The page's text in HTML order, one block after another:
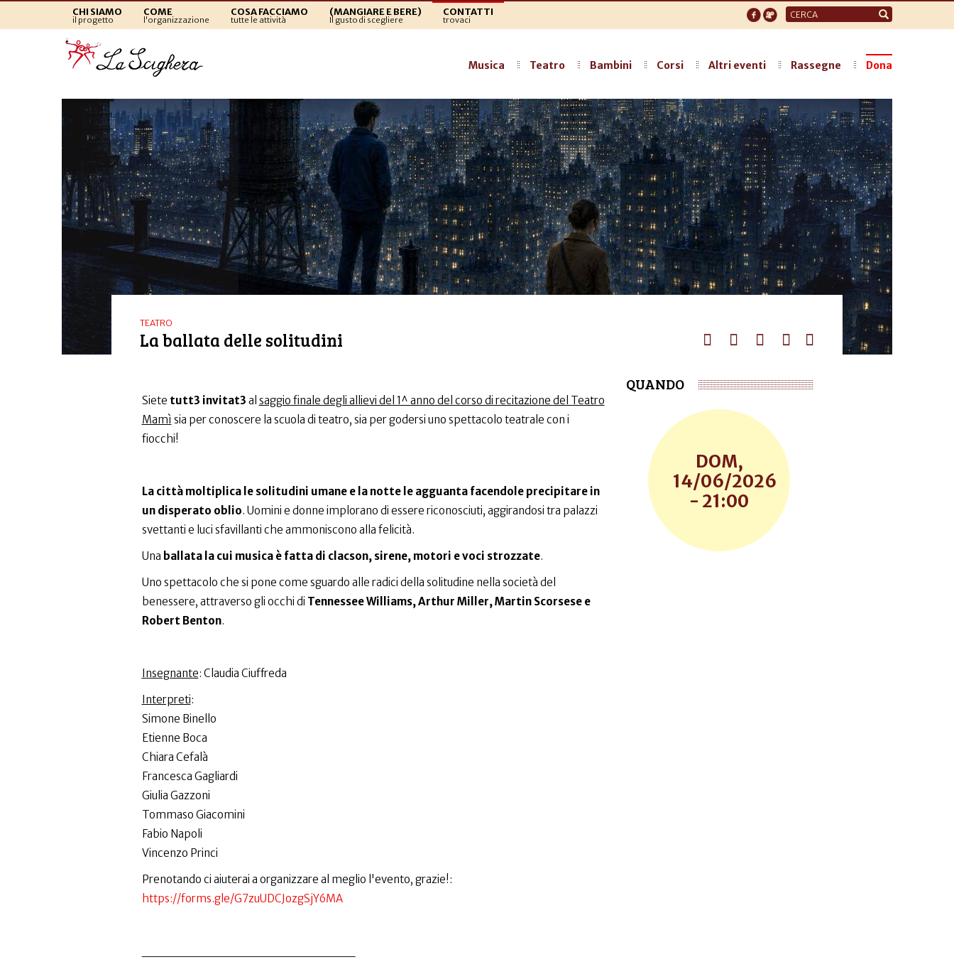
CHI SIAMO
il progetto
COME
l'organizzazione
COSA FACCIAMO
tutte le attività
(MANGIARE E BERE)
Il gusto di scegliere
CONTATTI
trovaci
Form
di
Musica Teatro Bambini Corsi Altri eventi Rassegne Dona
TEATRO
La ballata delle solitudini
Siete tutt3 invitat3 al saggio finale degli allievi del 1^ anno del corso di recitazione del Teatro
Mamì sia per conoscere la scuola di teatro, sia per godersi uno spettacolo teatrale con i
fiocchi!
La città moltiplica le solitudini umane e la notte le agguanta facendole precipitare in
un disperato oblio. Uomini e donne implorano di essere riconosciuti, aggirandosi tra palazzi
svettanti e luci sfavillanti che ammoniscono alla felicità.
Una ballata la cui musica è fatta di clacson, sirene, motori e voci strozzate.
Uno spettacolo che si pone come sguardo alle radici della solitudine nella società del
benessere, attraverso gli occhi di Tennessee Williams, Arthur Miller, Martin Scorsese e
Robert Benton.
Insegnante: Claudia Ciuffreda
Interpreti:
Simone Binello
Etienne Boca
Chiara Cefalà
Francesca Gagliardi
Giulia Gazzoni
Tommaso Giacomini
Fabio Napoli
Vincenzo Princi
Prenotando ci aiuterai a organizzare al meglio l'evento, grazie!:
https://forms.gle/G7zuUDCJozgSjY6MA
QUANDO
DOM,
14/06/2026
- 21:00